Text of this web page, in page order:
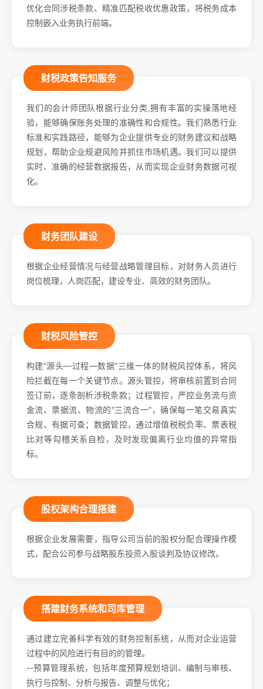
优化合同涉税条款、精准匹配税收优惠政策，将税务成本
控制嵌入业务执行前端。
财税政策告知服务
我们的会计师团队根据行业分类,拥有丰富的实操落地经
验，能够确保账务处理的准确性和合规性。我们熟悉行业
标准和实践路径，能够为企业提供专业的财务建议和战略
规划，帮助企业规避风险并抓住市场机遇。我们可以提供
实时、准确的经营数据报告，从而实现企业财务数据可视
化。
财务团队建设
根据企业经营情况与经营战略管理目标，对财务人员进行
岗位梳理，人岗匹配，建设专业、高效的财务团队。
财税风险管控
构建“源头—过程—数据”三维一体的财税风控体系，将风
险拦截在每一个关键节点。源头管控，将审核前置到合同
签订前，逐条剖析涉税条款；过程管控，严控业务流与资
金流、票据流、物流的“三流合一”，确保每一笔交易真实
合规、有据可查；数据管控，通过增值税税负率、票表税
比对等勾稽关系自检，及时发现偏离行业均值的异常指
标。
股权架构合理搭建
根据企业发展需要，指导公司当前的股权分配合理操作模
式，配合公司参与战略股东投资入股谈判及协议修改。
搭建财务系统和司库管理
通过建立完善科学有效的财务控制系统，从而对企业运营
过程中的风险进行有目的的管理。
--预算管理系统，包括年度预算规划培训、编制与审核、
执行与控制、分析与报告、调整与优化；